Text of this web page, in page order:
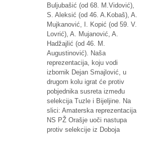
Buljubašić (od 68. M.Vidović),
S. Aleksić (od 46. A.Kobaš), A.
Mujkanović, I. Kopić (od 59. V.
Lovrić), A. Mujanović, A.
Hadžajlić (od 46. M.
Augustinović). Naša
reprezentacija, koju vodi
izbornik Dejan Smajlović, u
drugom kolu igrat će protiv
pobjednika susreta između
selekcija Tuzle i Bijeljine. Na
slici: Amaterska reprezentacija
NS PŽ Orašje uoči nastupa
protiv selekcije iz Doboja